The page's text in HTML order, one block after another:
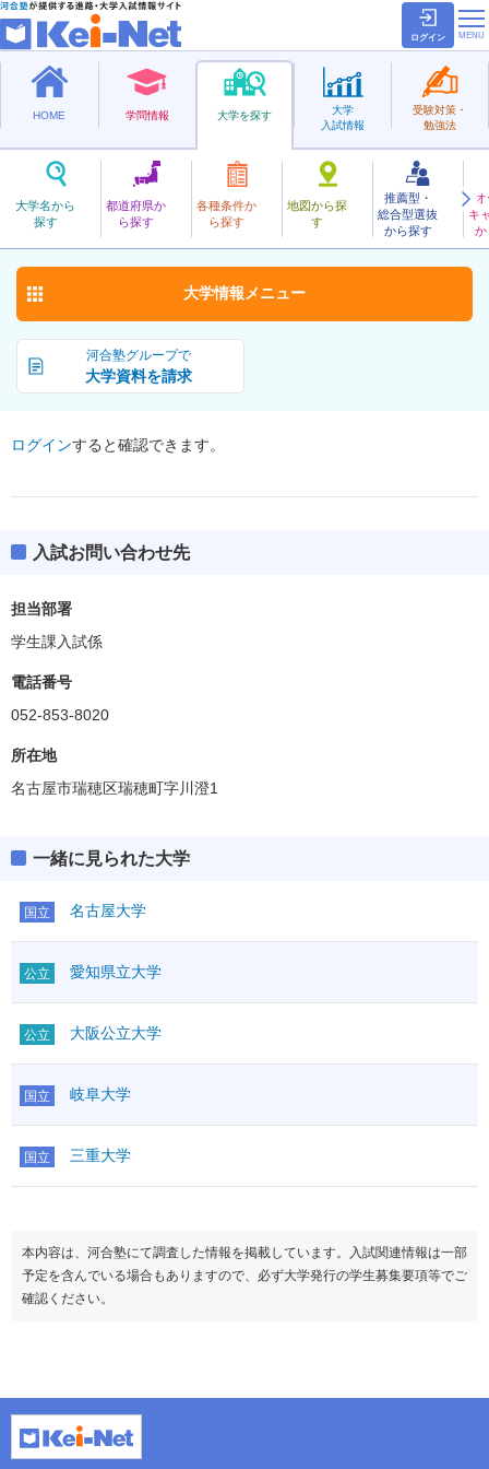
ログイン
HOME 学問情報 大学を探す
大学名から
探す
都道府県か
ら探す
各種条件か
ら探す
地図から探
す
推薦型・
総合型選抜
から探す
キ
か
大学
入試情報
受験対策・
勉強法
公立
なごやしりつ
名古屋市立大学 お気に入り
河合塾グループで
大学資料を請求
大学情報 メニュー
ログインすると確認できます。
入試お問い合わせ先
担当部署
学生課入試係
電話番号
052-853-8020
所在地
名古屋市瑞穂区瑞穂町字川澄1
一緒に見られた大学
国立 名古屋大学
公立 愛知県立大学
公立 大阪公立大学
国立 岐阜大学
国立 三重大学
本内容は、河合塾にて調査した情報を掲載しています。入試関連情報は一部
予定を含んでいる場合もありますので、必ず大学発行の学生募集要項等でご
確認ください。